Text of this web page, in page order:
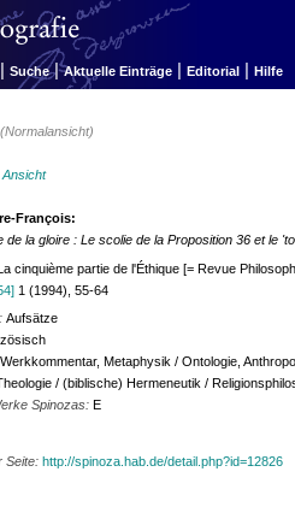
| Suche | Aktuelle Einträge | Editorial | Hilfe
Ansicht
François:
de la gloire : Le scolie de la Proposition 36 et le
cinquième partie de l'Éthique [= Revue
1 (1994), 55-64
Aufsätze
Werkkommentar, Metaphysik / Ontologie,
/ (biblische) Hermeneutik /
Spinozas:E
Seite:http://spinoza.hab.de/detail.php?id=12826